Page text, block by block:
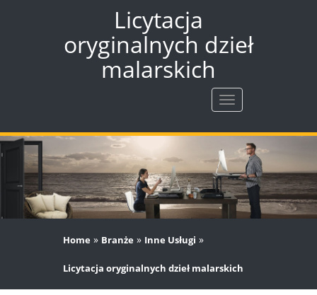
Licytacja
oryginalnych dzieł
malarskich
Rozwiń
nawigację
Home » Branże » Inne Usługi »
Licytacja oryginalnych dzieł malarskich